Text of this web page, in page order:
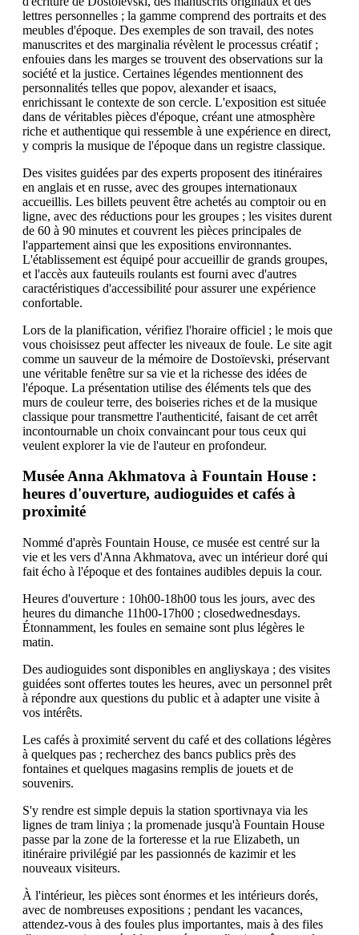
lettres personnelles ; la gamme comprend des portraits et des
meubles d'époque. Des exemples de son travail, des notes
manuscrites et des marginalia révèlent le processus créatif ;
enfouies dans les marges se trouvent des observations sur la
société et la justice. Certaines légendes mentionnent des
personnalités telles que popov, alexander et isaacs,
enrichissant le contexte de son cercle. L'exposition est située
dans de véritables pièces d'époque, créant une atmosphère
riche et authentique qui ressemble à une expérience en direct,
y compris la musique de l'époque dans un registre classique.
Des visites guidées par des experts proposent des itinéraires
en anglais et en russe, avec des groupes internationaux
accueillis. Les billets peuvent être achetés au comptoir ou en
ligne, avec des réductions pour les groupes ; les visites durent
de 60 à 90 minutes et couvrent les pièces principales de
l'appartement ainsi que les expositions environnantes.
L'établissement est équipé pour accueillir de grands groupes,
et l'accès aux fauteuils roulants est fourni avec d'autres
caractéristiques d'accessibilité pour assurer une expérience
confortable.
Lors de la planification, vérifiez l'horaire officiel ; le mois que
vous choisissez peut affecter les niveaux de foule. Le site agit
comme un sauveur de la mémoire de Dostoïevski, préservant
une véritable fenêtre sur sa vie et la richesse des idées de
l'époque. La présentation utilise des éléments tels que des
murs de couleur terre, des boiseries riches et de la musique
classique pour transmettre l'authenticité, faisant de cet arrêt
incontournable un choix convaincant pour tous ceux qui
veulent explorer la vie de l'auteur en profondeur.
Musée Anna Akhmatova à Fountain House :
heures d'ouverture, audioguides et cafés à
proximité
Nommé d'après Fountain House, ce musée est centré sur la
vie et les vers d'Anna Akhmatova, avec un intérieur doré qui
fait écho à l'époque et des fontaines audibles depuis la cour.
Heures d'ouverture : 10h00-18h00 tous les jours, avec des
heures du dimanche 11h00-17h00 ; closedwednesdays.
Étonnamment, les foules en semaine sont plus légères le
matin.
Des audioguides sont disponibles en angliyskaya ; des visites
guidées sont offertes toutes les heures, avec un personnel prêt
à répondre aux questions du public et à adapter une visite à
vos intérêts.
Les cafés à proximité servent du café et des collations légères
à quelques pas ; recherchez des bancs publics près des
fontaines et quelques magasins remplis de jouets et de
souvenirs.
S'y rendre est simple depuis la station sportivnaya via les
lignes de tram liniya ; la promenade jusqu'à Fountain House
passe par la zone de la forteresse et la rue Elizabeth, un
itinéraire privilégié par les passionnés de kazimir et les
nouveaux visiteurs.
À l'intérieur, les pièces sont énormes et les intérieurs dorés,
avec de nombreuses expositions ; pendant les vacances,
attendez-vous à des foules plus importantes, mais à des files